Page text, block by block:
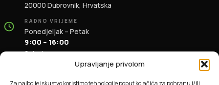
Upravljanje privolom
20000 Dubrovnik, Hrvatska
RADNO VRIJEME
Ponedjeljak – Petak
9:00 – 16:00
Subota